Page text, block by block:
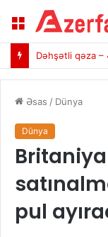
Menu
Dəhşətli qəza –
Əsas / Dünya
Dünya
pul